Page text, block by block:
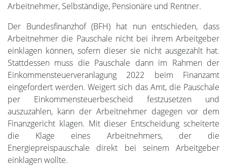
Arbeitnehmer, Selbständige, Pensionäre und Rentner.
Der Bundesfinanzhof (BFH) hat nun entschieden, dass
Arbeitnehmer die Pauschale nicht bei ihrem Arbeitgeber
einklagen können, sofern dieser sie nicht ausgezahlt hat.
Stattdessen muss die Pauschale dann im Rahmen der
Einkommensteuerveranlagung 2022 beim Finanzamt
eingefordert werden. Weigert sich das Amt, die Pauschale
per Einkommensteuerbescheid festzusetzen und
auszuzahlen, kann der Arbeitnehmer dagegen vor dem
Finanzgericht klagen. Mit dieser Entscheidung scheiterte
die Klage eines Arbeitnehmers, der die
Energiepreispauschale direkt bei seinem Arbeitgeber
einklagen wollte.